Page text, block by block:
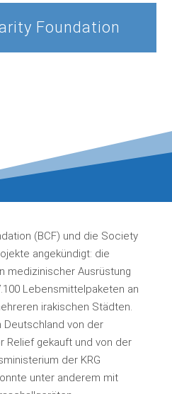
Foundation
(BCF) und die Society
angekündigt: die
medizinischer Ausrüstung
Lebensmittelpaketen an
irakischen Städten.
Deutschland von der
Relief gekauft und von der
der KRG
unter anderem mit